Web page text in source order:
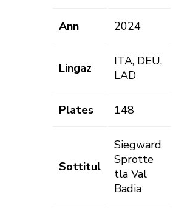
Ann 2024
Lingaz
ITA, DEU,
LAD
Plates 148
Sottitul
Siegward
Sprotte
tla Val
Badia